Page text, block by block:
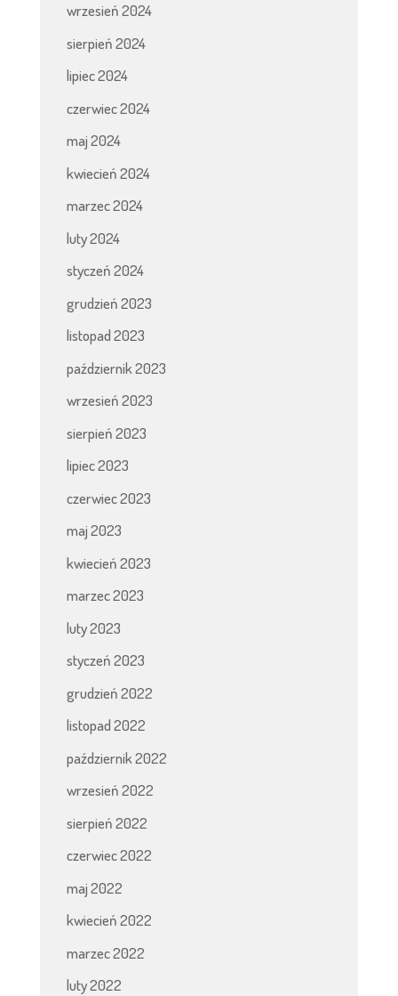
wrzesień 2024
sierpień 2024
lipiec 2024
czerwiec 2024
maj 2024
kwiecień 2024
marzec 2024
luty 2024
styczeń 2024
grudzień 2023
listopad 2023
październik 2023
wrzesień 2023
sierpień 2023
lipiec 2023
czerwiec 2023
maj 2023
kwiecień 2023
marzec 2023
luty 2023
styczeń 2023
grudzień 2022
listopad 2022
październik 2022
wrzesień 2022
sierpień 2022
czerwiec 2022
maj 2022
kwiecień 2022
marzec 2022
luty 2022